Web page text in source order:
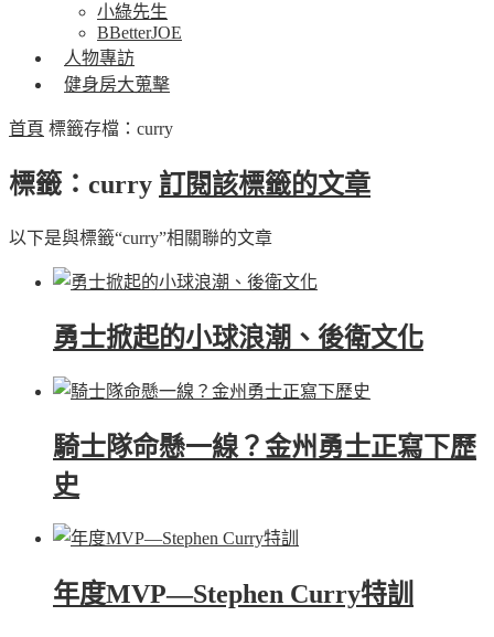
小綠先生
BBetterJOE
人物專訪
健身房大蒐擊
首頁 標籤存檔：curry
標籤：curry 訂閱該標籤的文章
以下是與標籤“curry”相關聯的文章
勇士掀起的小球浪潮、後衛文化
騎士隊命懸一線？金州勇士正寫下歷
史
年度MVP—Stephen Curry特訓